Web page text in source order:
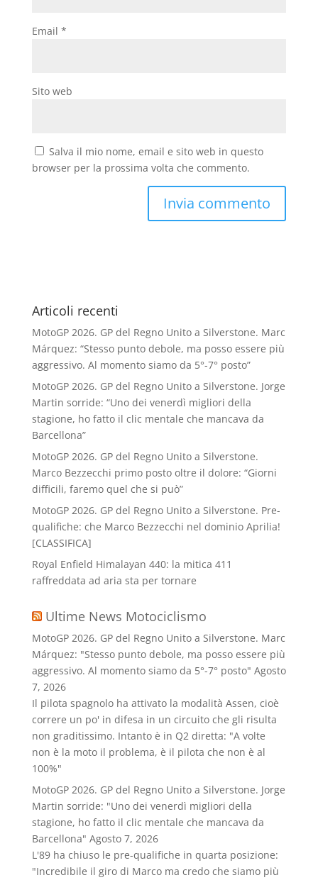
Email *
Sito web
Salva il mio nome, email e sito web in questo
browser per la prossima volta che commento.
Articoli recenti
MotoGP 2026. GP del Regno Unito a Silverstone. Marc
Márquez: “Stesso punto debole, ma posso essere più
aggressivo. Al momento siamo da 5°-7° posto”
MotoGP 2026. GP del Regno Unito a Silverstone. Jorge
Martin sorride: “Uno dei venerdì migliori della
stagione, ho fatto il clic mentale che mancava da
Barcellona”
MotoGP 2026. GP del Regno Unito a Silverstone.
Marco Bezzecchi primo posto oltre il dolore: “Giorni
difficili, faremo quel che si può”
MotoGP 2026. GP del Regno Unito a Silverstone. Pre-
qualifiche: che Marco Bezzecchi nel dominio Aprilia!
[CLASSIFICA]
Royal Enfield Himalayan 440: la mitica 411
raffreddata ad aria sta per tornare
Ultime News Motociclismo
MotoGP 2026. GP del Regno Unito a Silverstone. Marc
Márquez: "Stesso punto debole, ma posso essere più
aggressivo. Al momento siamo da 5°-7° posto" Agosto
7, 2026
Il pilota spagnolo ha attivato la modalità Assen, cioè
correre un po' in difesa in un circuito che gli risulta
non graditissimo. Intanto è in Q2 diretta: "A volte
non è la moto il problema, è il pilota che non è al
100%"
MotoGP 2026. GP del Regno Unito a Silverstone. Jorge
Martin sorride: "Uno dei venerdì migliori della
stagione, ho fatto il clic mentale che mancava da
Barcellona" Agosto 7, 2026
L'89 ha chiuso le pre-qualifiche in quarta posizione:
"Incredibile il giro di Marco ma credo che siamo più